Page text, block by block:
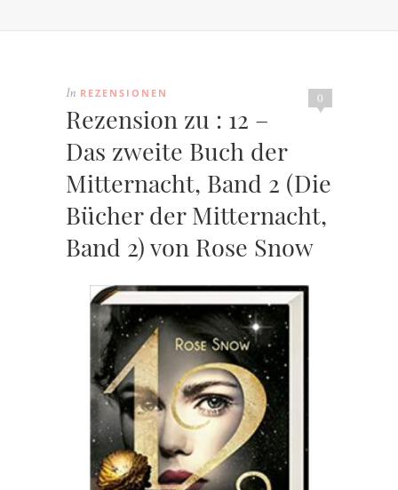
0
In REZENSIONEN
Rezension zu : 12 –
Das zweite Buch der
Mitternacht, Band 2 (Die
Bücher der Mitternacht,
Band 2) von Rose Snow